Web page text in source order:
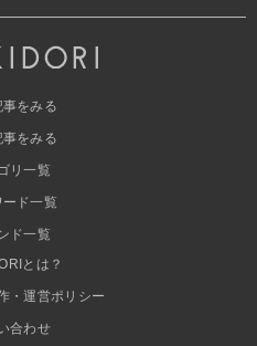
事をみる
事をみる
リ一覧
ード一覧
ド一覧
とは？
・運営ポリシー
合わせ